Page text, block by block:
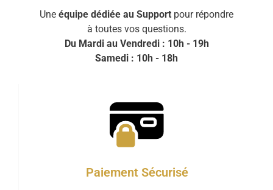
Une équipe dédiée au Support pour répondre
à toutes vos questions.
Du Mardi au Vendredi : 10h - 19h
Samedi : 10h - 18h
Paiement Sécurisé